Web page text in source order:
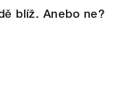
blíž. Anebo ne?